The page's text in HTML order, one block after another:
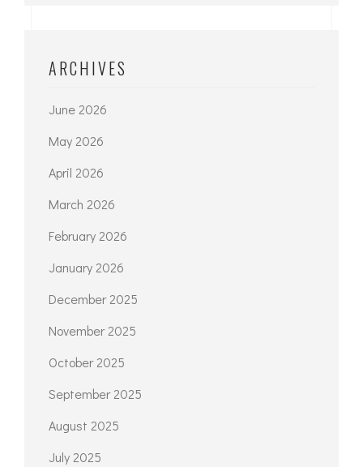
ARCHIVES
June 2026
May 2026
April 2026
March 2026
February 2026
January 2026
December 2025
November 2025
October 2025
September 2025
August 2025
July 2025